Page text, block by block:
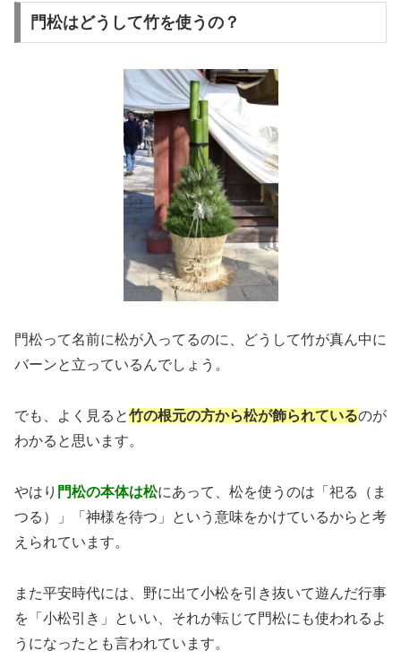
門松はどうして竹を使うの？
門松って名前に松が入ってるのに、どうして竹が真ん中に
バーンと立っているんでしょう。
でも、よく見ると竹の根元の方から松が飾られているのが
わかると思います。
やはり 門松の本体は松にあって、松を使うのは「祀る（ま
つる）」「神様を待つ」という意味をかけているからと考
えられています。
また平安時代には、野に出て小松を引き抜いて遊んだ行事
を「小松引き」といい、それが転じて門松にも使われるよ
うになったとも言われています。